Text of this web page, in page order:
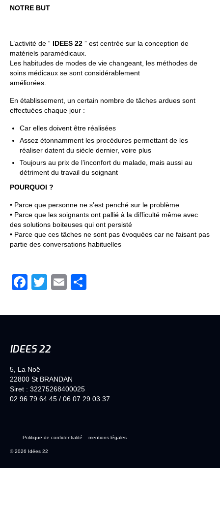
NOTRE BUT
L’activité de “ IDEES 22 ” est centrée sur la conception de
matériels paramédicaux.
Les habitudes de modes de vie changeant, les méthodes de
soins médicaux se sont considérablement
améliorées.
En établissement, un certain nombre de tâches ardues sont
effectuées chaque jour :
Car elles doivent être réalisées
Assez étonnamment les procédures permettant de les
réaliser datent du siècle dernier, voire plus
Toujours au prix de l’inconfort du malade, mais aussi au
détriment du travail du soignant
POURQUOI ?
• Parce que personne ne s’est penché sur le problème
• Parce que les soignants ont pallié à la difficulté même avec
des solutions boiteuses qui ont persisté
• Parce que ces tâches ne sont pas évoquées car ne faisant pas
partie des conversations habituelles
Facebook
TwitterEmail
IDEES 22
5, La Noë
22800 St BRANDAN
Siret : 32275268400025
02 96 79 64 45 / 06 07 29 03 37
Politique de confidentialité mentions légales
© 2026 Idées 22